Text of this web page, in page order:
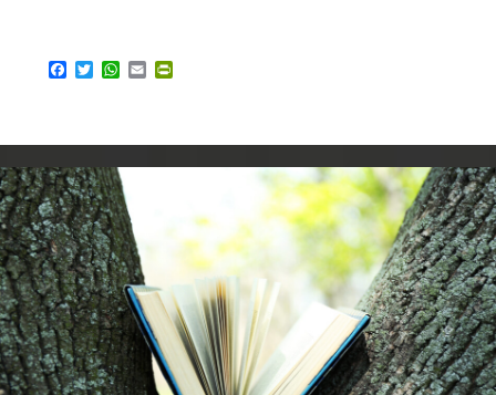
Facebook
TwitterWhatsApp
Email